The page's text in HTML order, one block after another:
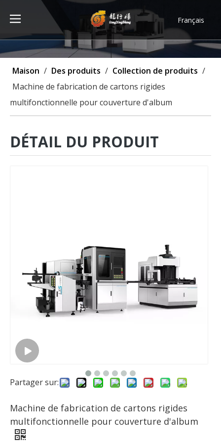
Français
Türk dili
ไทย
Maison / Des produits / Collection de produits /
Machine de fabrication de cartons rigides
multifonctionnelle pour couverture d'album
DÉTAIL DU PRODUIT
Partager sur:
Machine de fabrication de cartons rigides
multifonctionnelle pour couverture d'album